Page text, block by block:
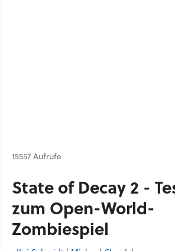
15557 Aufrufe
State of Decay 2 -
zum Open-World-
Zombiespiel